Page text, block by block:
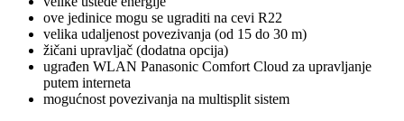
ove jedinice mogu se ugraditi na cevi R22
velika udaljenost povezivanja (od 15 do 30 m)
žičani upravljač (dodatna opcija)
ugrađen WLAN Panasonic Comfort Cloud za upravljanje
putem interneta
mogućnost povezivanja na multisplit sistem